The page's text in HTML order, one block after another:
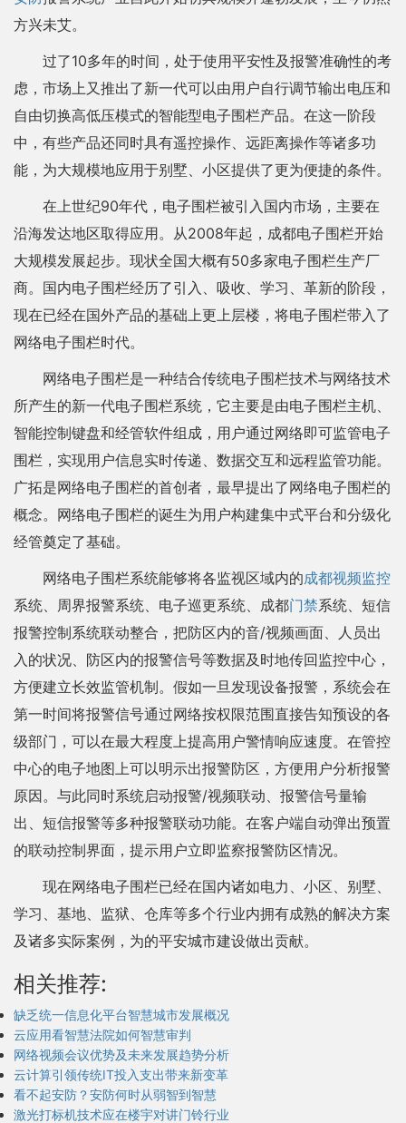
方兴未艾。
过了10多年的时间，处于使用平安性及报警准确性的考
虑，市场上又推出了新一代可以由用户自行调节输出电压和
自由切换高低压模式的智能型电子围栏产品。在这一阶段
中，有些产品还同时具有遥控操作、远距离操作等诸多功
能，为大规模地应用于别墅、小区提供了更为便捷的条件。
在上世纪90年代，电子围栏被引入国内市场，主要在
沿海发达地区取得应用。从2008年起，成都电子围栏开始
大规模发展起步。现状全国大概有50多家电子围栏生产厂
商。国内电子围栏经历了引入、吸收、学习、革新的阶段，
现在已经在国外产品的基础上更上层楼，将电子围栏带入了
网络电子围栏时代。
网络电子围栏是一种结合传统电子围栏技术与网络技术
所产生的新一代电子围栏系统，它主要是由电子围栏主机、
智能控制键盘和经管软件组成，用户通过网络即可监管电子
围栏，实现用户信息实时传递、数据交互和远程监管功能。
广拓是网络电子围栏的首创者，最早提出了网络电子围栏的
概念。网络电子围栏的诞生为用户构建集中式平台和分级化
经管奠定了基础。
网络电子围栏系统能够将各监视区域内的成都视频监控
系统、周界报警系统、电子巡更系统、成都门禁系统、短信
报警控制系统联动整合，把防区内的音/视频画面、人员出
入的状况、防区内的报警信号等数据及时地传回监控中心，
方便建立长效监管机制。假如一旦发现设备报警，系统会在
第一时间将报警信号通过网络按权限范围直接告知预设的各
级部门，可以在最大程度上提高用户警情响应速度。在管控
中心的电子地图上可以明示出报警防区，方便用户分析报警
原因。与此同时系统启动报警/视频联动、报警信号量输
出、短信报警等多种报警联动功能。在客户端自动弹出预置
的联动控制界面，提示用户立即监察报警防区情况。
现在网络电子围栏已经在国内诸如电力、小区、别墅、
学习、基地、监狱、仓库等多个行业内拥有成熟的解决方案
及诸多实际案例，为的平安城市建设做出贡献。
相关推荐:
缺乏统一信息化平台智慧城市发展概况
云应用看智慧法院如何智慧审判
网络视频会议优势及未来发展趋势分析
云计算引领传统IT投入支出带来新变革
看不起安防？安防何时从弱智到智慧
激光打标机技术应在楼宇对讲门铃行业